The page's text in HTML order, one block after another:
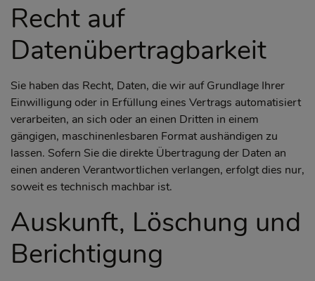
Recht auf
Datenübertragbarkeit
Sie haben das Recht, Daten, die wir auf Grundlage Ihrer
Einwilligung oder in Erfüllung eines Vertrags automatisiert
verarbeiten, an sich oder an einen Dritten in einem
gängigen, maschinenlesbaren Format aushändigen zu
lassen. Sofern Sie die direkte Übertragung der Daten an
einen anderen Verantwortlichen verlangen, erfolgt dies nur,
soweit es technisch machbar ist.
Auskunft, Löschung und
Berichtigung